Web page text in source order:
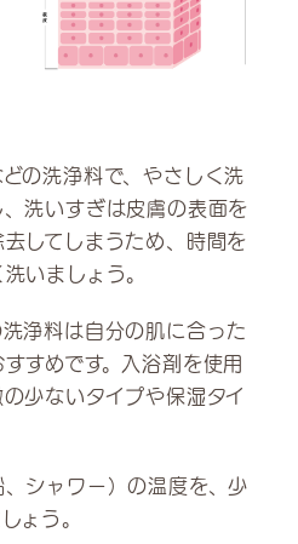
の洗浄料で、やさしく洗
洗いすぎは皮膚の表面を
してしまうため、時間を
いましょう。
浄料は自分の肌に合った
すめです。入浴剤を使用
少ないタイプや保湿タイ
シャワー）の温度を、少
ょう。